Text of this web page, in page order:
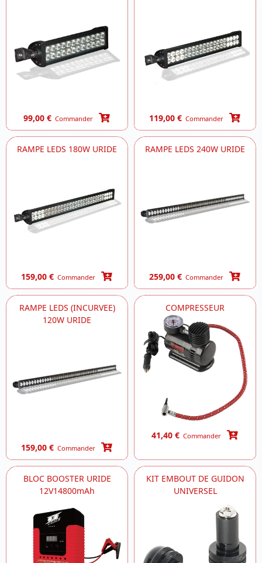
99,00 € Commander 119,00 € Commander
RAMPE LEDS 180W URIDE
159,00 € Commander
RAMPE LEDS 240W URIDE
259,00 € Commander
RAMPE LEDS (INCURVEE)
120W URIDE
159,00 € Commander
COMPRESSEUR
41,40 € Commander
BLOC BOOSTER URIDE
12V14800mAh
KIT EMBOUT DE GUIDON
UNIVERSEL